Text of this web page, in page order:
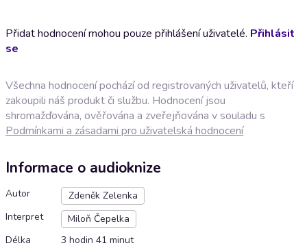
Přidat hodnocení mohou pouze přihlášení uživatelé. Přihlásit
se
Všechna hodnocení pochází od registrovaných uživatelů, kteří
zakoupili náš produkt či službu. Hodnocení jsou
shromažďována, ověřována a zveřejňována v souladu s
Podmínkami a zásadami pro uživatelská hodnocení
Informace o audioknize
Autor
Zdeněk Zelenka
Interpret
Miloň Čepelka
Délka
3 hodin 41 minut